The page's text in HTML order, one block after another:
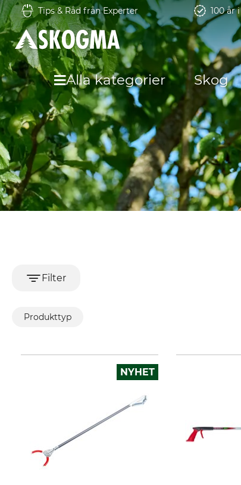
Tips & Råd från Experter 100 år
Alla kategorier Skog
Filter
Produkttyp
NYHET